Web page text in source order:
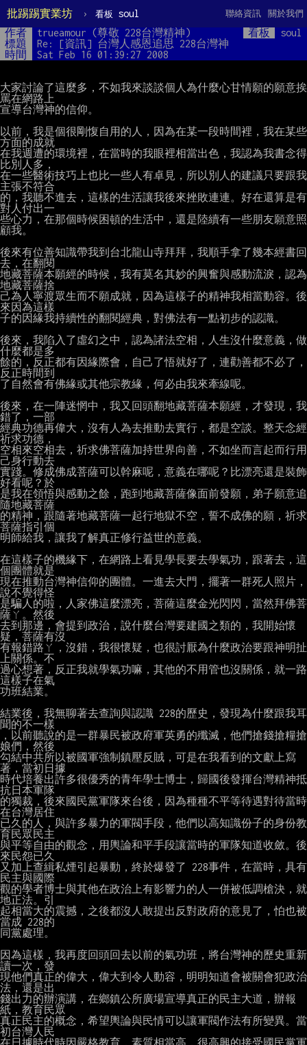
批踢踢實業坊 › 看板 soul 關於我們
聯絡資訊
作者 trueamour (尊敬 228台灣精神) 看板
soul
標題
Re: [資訊] 台灣人感恩追思 228台灣神
時間
Sat Feb 16 01:39:27 2008
大家討論了這麼多，不如我來談談個人為什麼心甘情願的願意挨
罵在網路上
宣導台灣神的信仰。
以前，我是個很剛愎自用的人，因為在某一段時間裡，我在某些
方面的成就
在我週遭的環境裡，在當時的我眼裡相當出色，我認為我書念得
比別人多，
在一些醫術技巧上也比一些人有卓見，所以別人的建議只要跟我
主張不符合
的，我聽不進去，這樣的生活讓我後來挫敗連連。好在還算是有
對人付出一
些心力，在那個時候困頓的生活中，還是陸續有一些朋友願意照
顧我。
後來有位善知識帶我到台北龍山寺拜拜，我順手拿了幾本經書回
去，在翻閱
地藏菩薩本願經的時候，我有莫名其妙的興奮與感動流淚，認為
地藏菩薩捨
己為人寧渡眾生而不願成就，因為這樣子的精神我相當動容。後
來因為這樣
子的因緣我持續性的翻閱經典，對佛法有一點初步的認識。
後來，我陷入了虛幻之中，認為諸法空相，人生沒什麼意義，做
什麼都是多
餘的，反正都有因緣際會，自己了悟就好了，連勸善都不必了，
反正時間到
了自然會有佛緣或其他宗教緣，何必由我來牽線呢。
後來，在一陣迷惘中，我又回頭翻地藏菩薩本願經，才發現，我
錯了，一部
經典功德再偉大，沒有人為去推動去實行，都是空談。整天念經
祈求功德，
空相來空相去，祈求佛菩薩加持世界向善，不如坐而言起而行用
己身行動去
實踐。修成佛成菩薩可以幹麻呢，意義在哪呢？比漂亮還是裝飾
好看呢？於
是我在領悟與感動之餘，跑到地藏菩薩像面前發願，弟子願意追
隨地藏菩薩
的精神，跟隨著地藏菩薩一起行地獄不空，誓不成佛的願，祈求
菩薩指引個
明師給我，讓我了解真正修行益世的意義。
在這樣子的機緣下，在網路上看見學長要去學氣功，跟著去，這
個團體就是
現在推動台灣神信仰的團體。一進去大門，擺著一群死人照片，
說不覺得怪
是騙人的啦，人家佛這麼漂亮，菩薩這麼金光閃閃，當然拜佛菩
薩ㄚ。然後
去到那邊，會提到政治，說什麼台灣要建國之類的，我開始懷
疑，菩薩有沒
有報錯路ㄚ，沒錯，我很懷疑，也很討厭為什麼政治要跟神明扯
上關係。不
過心想著，反正我就學氣功嘛，其他的不用管也沒關係，就一路
這樣子在氣
功班結業。
結業後，我無聊著去查詢與認識 228的歷史，發現為什麼跟我耳
聞的不一樣
，以前聽說的是一群暴民被政府軍英勇的殲滅，他們搶錢搶糧搶
娘們，然後
勾結中共所以被國軍強制鎮壓反賊，可是在我看到的文獻上寫
著，當初日據
時代培養出許多很優秀的青年學士博士，歸國後發揮台灣精神抵
抗日本軍隊
的獨裁，後來國民黨軍隊來台後，因為種種不平等待遇對待當時
在台灣居住
已久的人，與許多暴力的軍閥手段，他們以高知識份子的身份教
育民眾民主
與平等自由的觀念，用輿論和平手段讓當時的軍隊知道收斂。後
來民怨已久
又加上查緝私煙引起暴動，終於爆發了 228事件，在當時，具有
民主與國際
觀的學者博士與其他在政治上有影響力的人一併被低調槍決，就
地正法。引
起相當大的震撼，之後都沒人敢提出反對政府的意見了，怕也被
當成 228的
同黨處理。
因為這樣，我再度回頭回去以前的氣功班，將台灣神的歷史重新
讀一次，發
現他們真正的偉大，偉大到令人動容，明明知道會被關會犯政治
法，還是出
錢出力的辦演講，在鄉鎮公所廣場宣導真正的民主大道，辦報
紙，教育民眾
真正民主的概念，希望輿論與民情可以讓軍閥作法有所變異。當
初台灣人民
在日據時代時因嚴格教育，素質相當高，很高興的接受國民黨軍